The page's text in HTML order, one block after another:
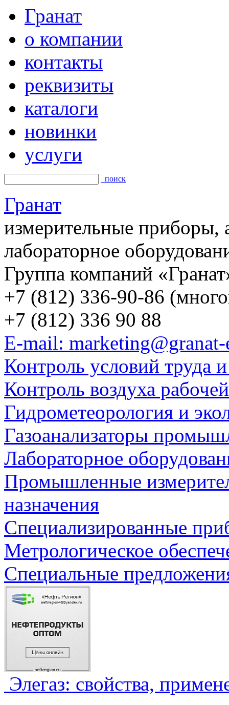
Гранат
о компании
контакты
реквизиты
каталоги
новинки
услуги
поиск
Гранат
измерительные приборы,
лабораторное
Группа компаний
+7 (812) 336-90-86
+7 (812) 336 90 88
E-mail:
Контроль условий труда
Контроль воздуха
Гидрометеорология и
Газоанализаторы
Лабораторное
Промышленные
назначения
Специализированные
Метрологическое
Специальные
Элегаз: свойства,